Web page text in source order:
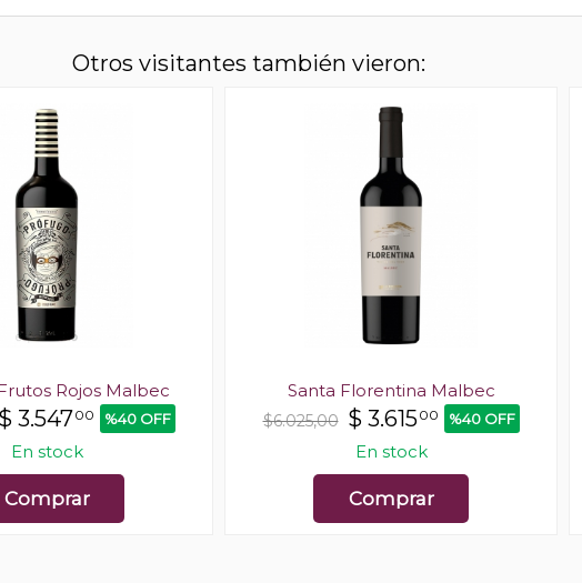
Otros visitantes también vieron:
Rojos Malbec
3.54700 %40 OFF
En stock
Comprar
Santa Florentina Malbec
$6.025,00 $ 3.61500 %40 OFF
En stock
Comprar